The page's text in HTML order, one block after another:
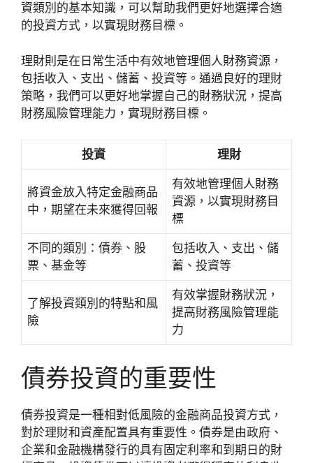
資類別的基本知識，可以幫助我們更好地選擇合適
的投資方式，以實現財務目標。
理財則是在日常生活中有效地管理個人財務資源，
包括收入、支出、儲蓄、投資等。通過良好的理財
策略，我們可以更好地掌握自己的財務狀況，提高
財務風險管理能力，實現財務目標。
投資 理財
將資金放入特定金融商品
中，期望在未來獲得回報
有效地管理個人財務
資源，以實現財務目
標
不同的類別：債券、股
票、基金等
包括收入、支出、儲
蓄、投資等
了解投資類別的特點和風
險
有效掌握財務狀況，
提高財務風險管理能
力
債券投資的重要性
債券投資是一種相對低風險的金融商品投資方式，
對於理財和資產配置具有重要性。債券是由政府、
企業和金融機構發行的具有固定利率和到期日的財